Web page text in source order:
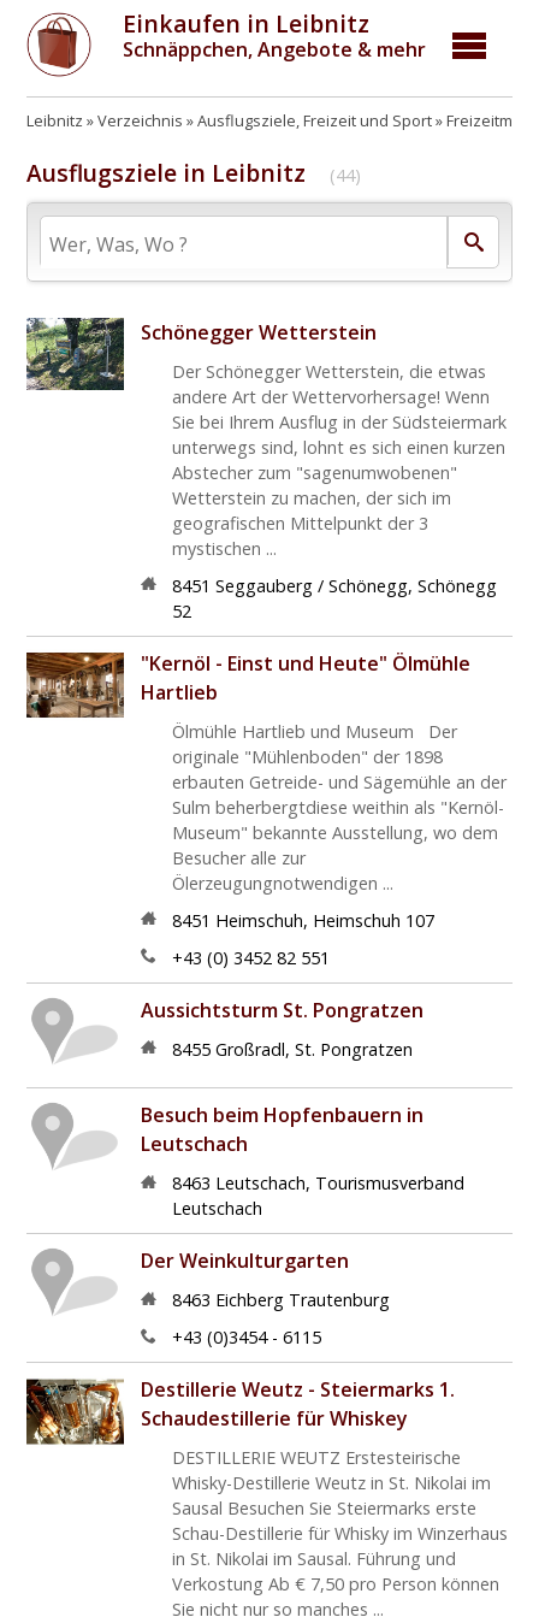
Einkaufen in Leibnitz
Schnäppchen, Angebote & mehr
Leibnitz Verzeichnis Ausflugsziele, Freizeit und Sport
Ausflugsziele in Leibnitz (44)
Schönegger Wetterstein
Der Schönegger Wetterstein, die etwas
andere Art der Wettervorhersage! Wenn
Sie bei Ihrem Ausflug in der Südsteiermark
unterwegs sind, lohnt es sich einen kurzen
Abstecher zum "sagenumwobenen"
Wetterstein zu machen, der sich im
geografischen Mittelpunkt der 3
mystischen ...
8451 Seggauberg / Schönegg, Schönegg
52
"Kernöl - Einst und Heute" Ölmühle
Hartlieb
Ölmühle Hartlieb und Museum Der
originale "Mühlenboden" der 1898
erbauten Getreide- und Sägemühle an der
Sulm beherbergtdiese weithin als "Kernöl-
Museum" bekannte Ausstellung, wo dem
Besucher alle zur
Ölerzeugungnotwendigen ...
8451 Heimschuh, Heimschuh 107
+43 (0) 3452 82 551
Aussichtsturm St. Pongratzen
8455 Großradl, St. Pongratzen
Besuch beim Hopfenbauern in
Leutschach
8463 Leutschach, Tourismusverband
Leutschach
Der Weinkulturgarten
8463 Eichberg Trautenburg
+43 (0)3454 - 6115
Destillerie Weutz - Steiermarks 1.
Schaudestillerie für Whiskey
DESTILLERIE WEUTZ Erstesteirische
Whisky-Destillerie Weutz in St. Nikolai im
Sausal Besuchen Sie Steiermarks erste
Schau-Destillerie für Whisky im Winzerhaus
in St. Nikolai im Sausal. Führung und
Verkostung Ab € 7,50 pro Person können
Sie nicht nur so manches ...